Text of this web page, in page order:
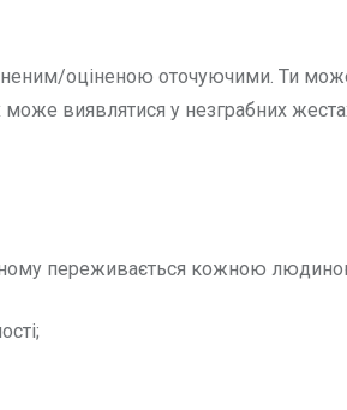
оціненою оточуючими. Ти
виявлятися у незграбних жестах
переживається кожною